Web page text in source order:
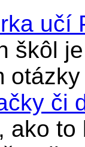
učí
škôl
či
ako